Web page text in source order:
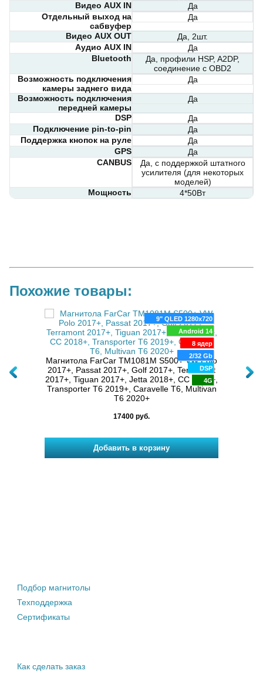
Видео AUX IN
Да
Отдельный выход на
сабвуфер
Да
Видео AUX OUT
Да, 2шт.
Аудио AUX IN
Да
Bluetooth
Да, профили HSP, A2DP,
соединение с OBD2
Возможность подключения
камеры заднего вида
Да
Возможность подключения
передней камеры
Да
DSP
Да
Подключение pin-to-pin
Да
Поддержка кнопок на руле
Да
GPS
Да
CANBUS
Да, с поддержкой штатного
усилителя (для некоторых
моделей)
Мощность
4*50Вт
Похожие товары:
DSP
4G
9" QLED 1280x720
Android 14
8 ядер
2/32 Gb
DSP
4G
Магнитола FarCar TM1081M S500+ VW Polo
2017+, Passat 2017+, Golf 2017+, Terramont
2017+, Tiguan 2017+, Jetta 2018+, CC 2018+,
Transporter T6 2019+, Caravelle T6, Multivan
T6 2020+
17400 руб.
Подбор магнитолы
Техподдержка
Сертификаты
Как сделать заказ